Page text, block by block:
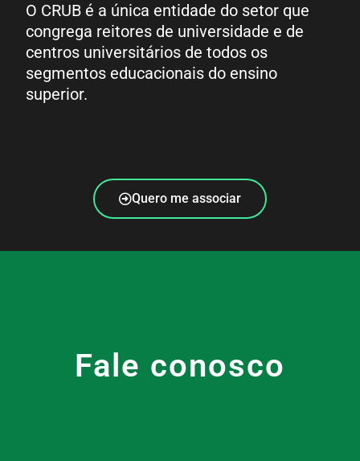
O CRUB é a única entidade do setor que
congrega reitores de universidade e de
centros universitários de todos os
segmentos educacionais do ensino
superior.
Quero me associar
Fale conosco